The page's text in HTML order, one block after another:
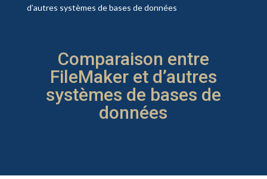
d’autres systèmes de bases de données
Comparaison entre
FileMaker et d’autres
systèmes de bases de
données